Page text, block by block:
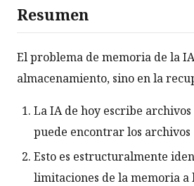
Resumen
El problema de memoria de la
almacenamiento, sino en la
La IA de hoy escribe
puede encontrar los archivos
Esto es estructuralmente
limitaciones de la memoria a